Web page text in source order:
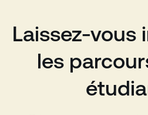
Laissez-vous
les